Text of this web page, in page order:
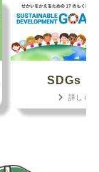
SDGs
詳しく見